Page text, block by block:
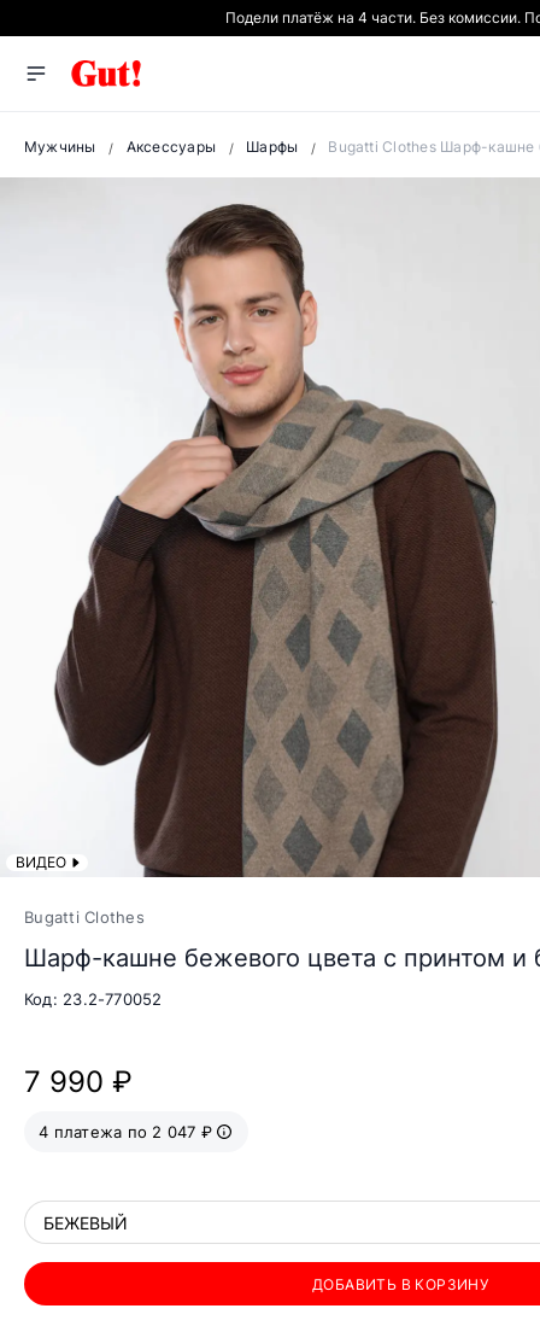
Подели платёж на 4 части. Без комиссии.
Мужчины Аксессуары Шарфы Bugatti Clothes Шарф-кашне
ВИДЕО
Bugatti Clothes
Шарф-кашне бежевого цвета с принтом и
Код: 23.2-770052
7 990 ₽
4 платежа по 2 047 ₽
БЕЖЕВЫЙ
ДОБАВИТЬ В КОРЗИНУ